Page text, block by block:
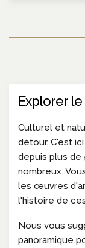
Explorer
Culturel et
détour. C'est
depuis plus de
nombreux.
les œuvres
l'histoire de
Nous vous
panoramique